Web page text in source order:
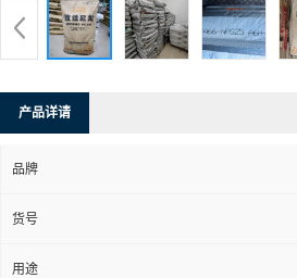
产品详请
品牌
货号
用途